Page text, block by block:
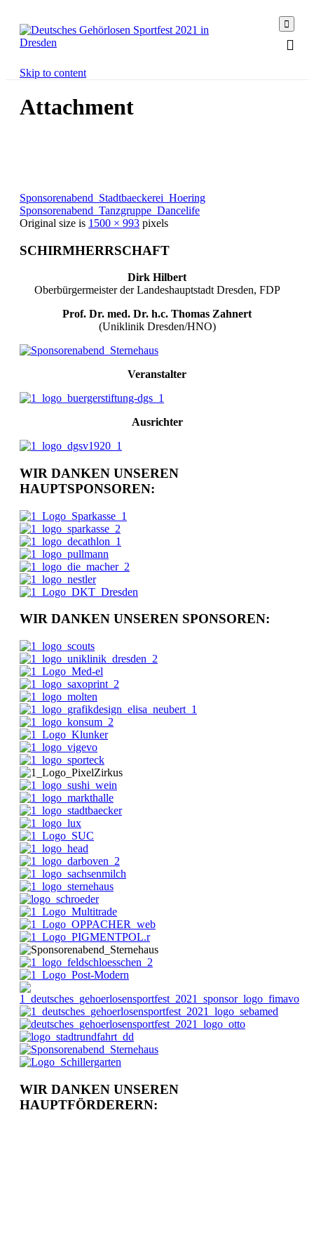

Skip to content
Attachment
Sponsorenabend_Stadtbaeckerei_Hoering
Sponsorenabend_Tanzgruppe_Dancelife
Original size is 1500 × 993 pixels
SCHIRMHERRSCHAFT
Dirk Hilbert
Oberbürgermeister der Landeshauptstadt Dresden, FDP
Prof. Dr. med. Dr. h.c. Thomas Zahnert
(Uniklinik Dresden/HNO)
Veranstalter
Ausrichter
WIR DANKEN UNSEREN
HAUPTSPONSOREN:
WIR DANKEN UNSEREN SPONSOREN:
WIR DANKEN UNSEREN
HAUPTFÖRDERERN: